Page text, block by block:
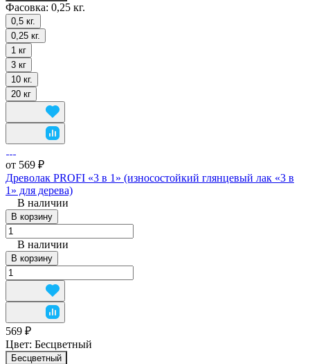
Фасовка: 0,25 кг.
0,5 кг.
0,25 кг.
1 кг
3 кг
10 кг.
20 кг
от 569 ₽
Древолак PROFI «3 в 1» (износостойкий глянцевый лак «3 в
1» для дерева)
В наличии
В корзину
В наличии
В корзину
569 ₽
Цвет: Бесцветный
Бесцветный